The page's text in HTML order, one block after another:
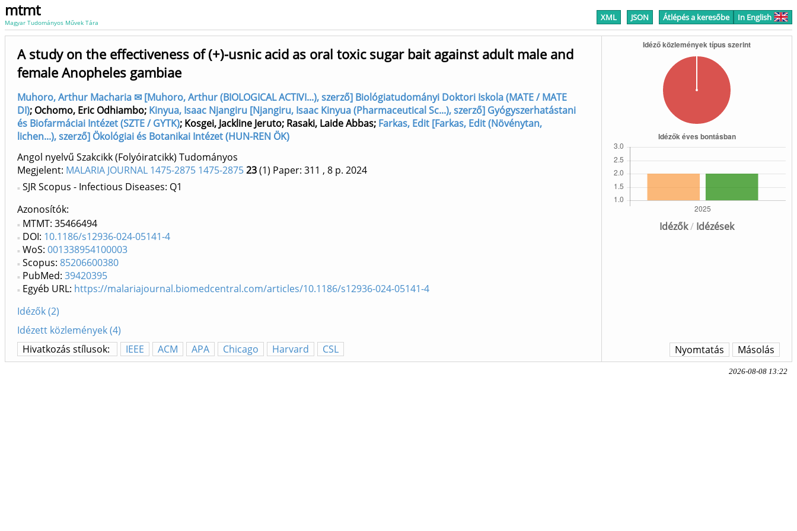
mtmt
Magyar Tudományos Művek Tára XML JSON Átlépés a keresőbe In English
Idézők/ Idézések
A study on the effectiveness of (+)-usnic acid as oral toxic sugar bait against adult male and
female Anopheles gambiae
Muhoro, Arthur Macharia ✉ [Muhoro, Arthur (BIOLOGICAL ACTIVI...), szerző] Biológiatudományi Doktori Iskola (MATE / MATE
DI); Ochomo, Eric Odhiambo; Kinyua, Isaac Njangiru [Njangiru, Isaac Kinyua (Pharmaceutical Sc...), szerző] Gyógyszerhatástani
és Biofarmáciai Intézet (SZTE / GYTK); Kosgei, Jackline Jeruto; Rasaki, Laide Abbas; Farkas, Edit [Farkas, Edit (Növénytan,
lichen...), szerző] Ökológiai és Botanikai Intézet (HUN-REN ÖK)
Angol nyelvű Szakcikk (Folyóiratcikk) Tudományos
Megjelent: MALARIA JOURNAL 1475-2875 1475-287523(1) Paper: 311 , 8 p. 2024
SJR Scopus - Infectious Diseases: Q1
Azonosítók
MTMT: 35466494
DOI: 10.1186/s12936-024-05141-4
WoS: 001338954100003
Scopus: 85206600380
PubMed: 39420395
Egyéb URL: https://malariajournal.biomedcentral.com/articles/10.1186/s12936-024-05141-4
Idézők (2)
Idézett közlemények (4)
Hivatkozás stílusok:
IEEE ACM APA Chicago Harvard CSL Másolás
Nyomtatás
2026-08-08 13:22